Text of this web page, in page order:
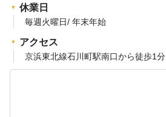
休業日
毎週火曜日/ 年末年始
アクセス
京浜東北線石川町駅南口から徒歩1分